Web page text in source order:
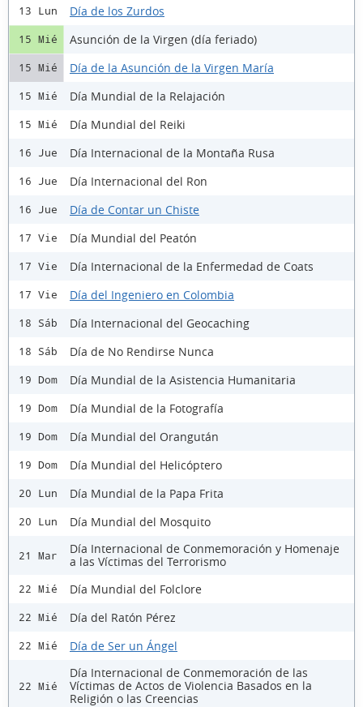
13 Lun Día de los Zurdos
15 Mié Asunción de la Virgen (día feriado)
15 Mié Día de la Asunción de la Virgen María
15 Mié Día Mundial de la Relajación
15 Mié Día Mundial del Reiki
16 Jue Día Internacional de la Montaña Rusa
16 Jue Día Internacional del Ron
16 Jue Día de Contar un Chiste
17 Vie Día Mundial del Peatón
17 Vie Día Internacional de la Enfermedad de Coats
17 Vie Día del Ingeniero en Colombia
18 Sáb Día Internacional del Geocaching
18 Sáb Día de No Rendirse Nunca
19 Dom Día Mundial de la Asistencia Humanitaria
19 Dom Día Mundial de la Fotografía
19 Dom Día Mundial del Orangután
19 Dom Día Mundial del Helicóptero
20 Lun Día Mundial de la Papa Frita
20 Lun Día Mundial del Mosquito
21 Mar
Día Internacional de Conmemoración y Homenaje
a las Víctimas del Terrorismo
22 Mié Día Mundial del Folclore
22 Mié Día del Ratón Pérez
22 Mié Día de Ser un Ángel
22 Mié
Día Internacional de Conmemoración de las
Víctimas de Actos de Violencia Basados en la
Religión o las Creencias